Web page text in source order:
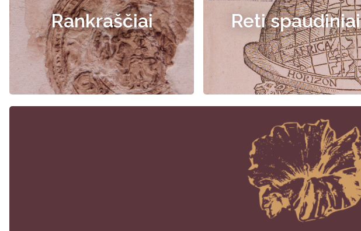
Rankraščiai Reti spaudiniai